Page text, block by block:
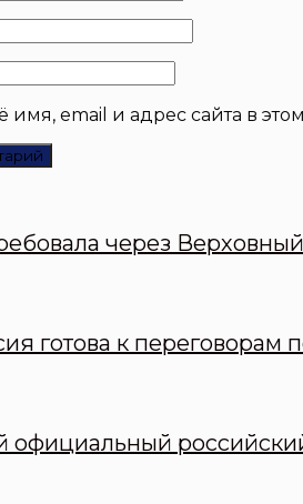
имя, email и адрес сайта в
через
готова к переговорам
официальный